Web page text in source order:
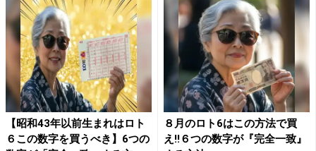
【昭和43年以前生まれはロト
６この数字を買うべき】6つの
８月のロト6はこの方法で買
え!!６つの数字が『完全一致』